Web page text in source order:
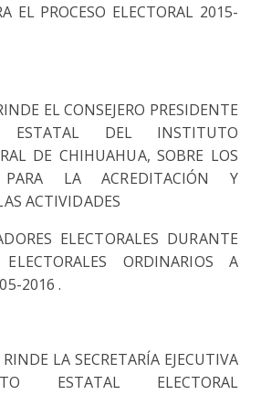
EL PROCESO ELECTORAL 2015-
EL CONSEJERO PRESIDENTE
ESTATAL DEL INSTITUTO
DE CHIHUAHUA, SOBRE LOS
PARA LA ACREDITACIÓN Y
ACTIVIDADES
ELECTORALES DURANTE
ORDINARIOS A
2016 .
LA SECRETARÍA EJECUTIVA
ESTATAL ELECTORAL